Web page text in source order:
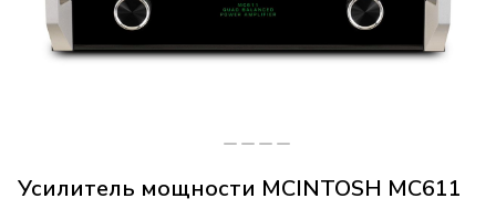
Усилитель мощности MCINTOSH MC611